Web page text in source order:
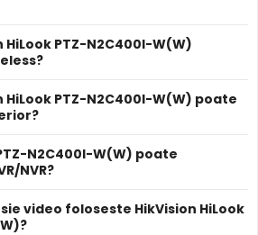
vizibilitatea.
IR)
N2C400I-W(W) este dotata cu
N2C400I-W(W), 4 MP, IR 30 m, slot card,
W
HiLook PTZ-N2C400I-W(W)
HikVision HiLook PTZ-N2C400I-
HiLook PTZ-N2C400I-W(W)
HiLook PTZ-N2C400I-W(W) poate
N2C400I-W(W) poate
NVR?
video foloseste HikVision HiLook